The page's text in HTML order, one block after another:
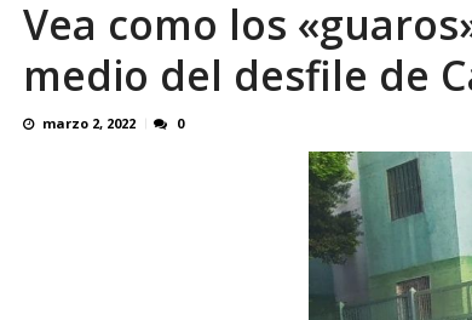
¿QUE PROTEGES TU? Por:
Vea como los
medio del desfile de
marzo 2, 2022 0